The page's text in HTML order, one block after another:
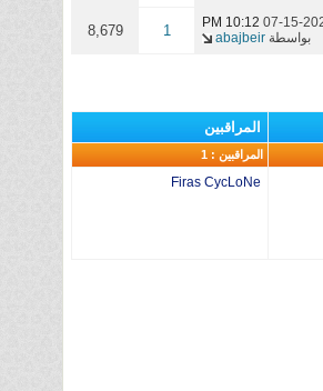
07-15-
10:12 PM
بواسطة abajbeir
1
8,679
المراقبين
المراقبين : 1
Firas CycLoNe